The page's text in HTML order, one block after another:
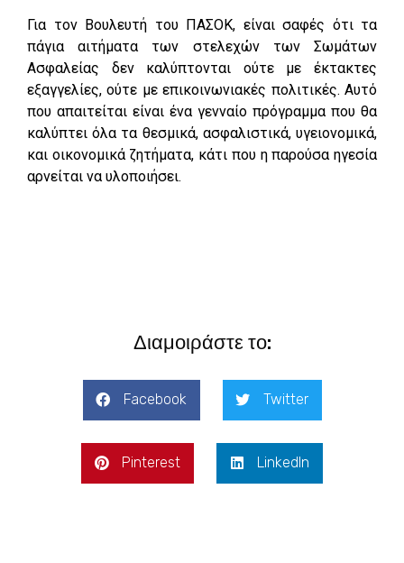
Για τον Βουλευτή του ΠΑΣΟΚ, είναι σαφές ότι τα
πάγια αιτήματα των στελεχών των Σωμάτων
Ασφαλείας δεν καλύπτονται ούτε με έκτακτες
εξαγγελίες, ούτε με επικοινωνιακές πολιτικές. Αυτό
που απαιτείται είναι ένα γενναίο πρόγραμμα που θα
καλύπτει όλα τα θεσμικά, ασφαλιστικά, υγειονομικά,
και οικονομικά ζητήματα, κάτι που η παρούσα ηγεσία
αρνείται να υλοποιήσει.
Διαμοιράστε το:
Facebook Twitter
Pinterest LinkedIn